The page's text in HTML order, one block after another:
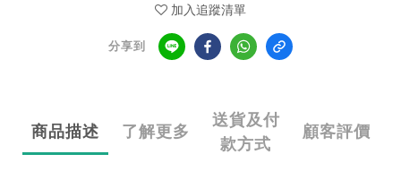
加入追蹤清單
分享到
商品描述 了解更多
送貨及付
款方式
顧客評價